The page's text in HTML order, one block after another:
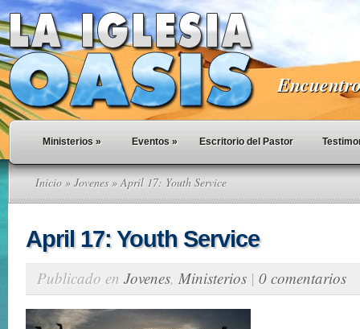
Ministerios » Eventos » Escritorio del Pastor
Inicio » Jovenes» April 17: Youth Service
April 17: Youth Service
Publicado en Jovenes, Ministerios | 0 comentarios